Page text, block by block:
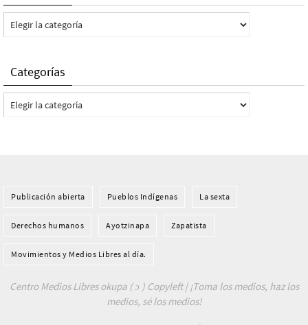
Categorías
Categorías
Categorías
Publicación abierta Pueblos Indí­genas La sexta
Derechos humanos Ayotzinapa Zapatista
Movimientos y Medios Libres al día.
Centro Medios Libres okupa ( ɔ ) Copyleft | ¡Toma los medios, haz los
medios, sé los medios!